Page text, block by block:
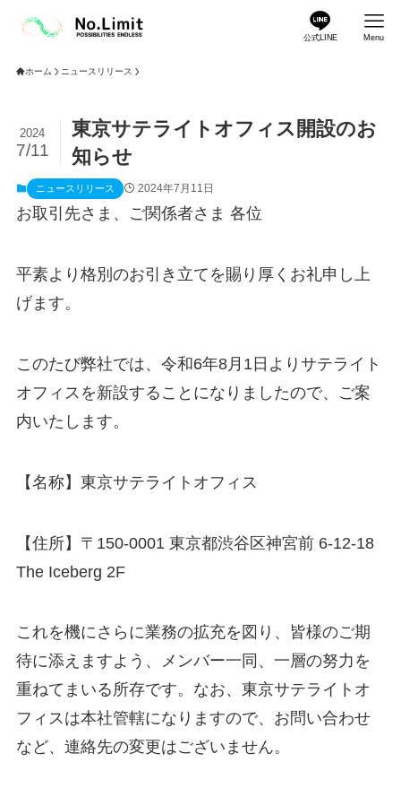
公式LINE Menu
ホーム ニュースリリース
東京サテライトオフィス開設のお
知らせ
2024
7/11
ニュースリリース 2024年7月11日
お取引先さま、ご関係者さま 各位
平素より格別のお引き立てを賜り厚くお礼申し上
げます。
このたび弊社では、令和6年8月1日よりサテライト
オフィスを新設することになりましたので、ご案
内いたします。
【名称】東京サテライトオフィス
【住所】〒150-0001 東京都渋谷区神宮前 6-12-18
The Iceberg 2F
これを機にさらに業務の拡充を図り、皆様のご期
待に添えますよう、メンバー一同、一層の努力を
重ねてまいる所存です。なお、東京サテライトオ
フィスは本社管轄になりますので、お問い合わせ
など、連絡先の変更はございません。